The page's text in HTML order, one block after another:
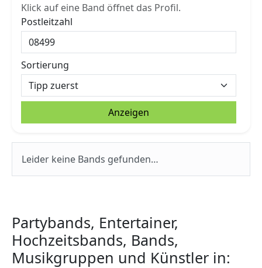
Klick auf eine Band öffnet das Profil.
Postleitzahl
Sortierung
Anzeigen
Leider keine Bands gefunden…
Partybands, Entertainer,
Hochzeitsbands, Bands,
Musikgruppen und Künstler in: